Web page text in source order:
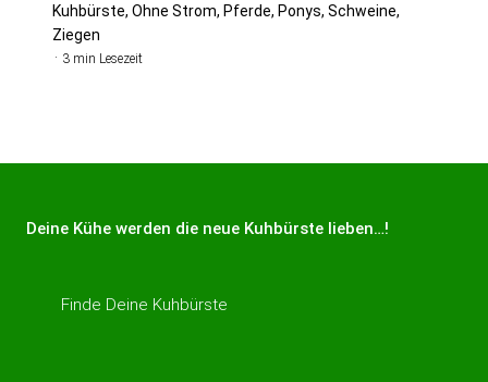
Kuhbürste, Ohne Strom, Pferde, Ponys, Schweine,
Ziegen
3 min Lesezeit
Deine Kühe werden die neue Kuhbürste lieben…!
Finde Deine Kuhbürste